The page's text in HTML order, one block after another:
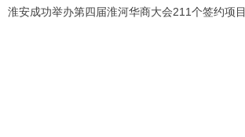
试驾
淮安成功举办第四届淮河华商大会211个签约项目